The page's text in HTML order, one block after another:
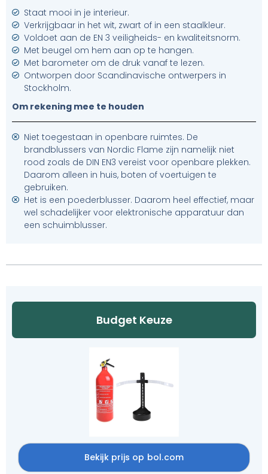
Staat mooi in je interieur.
Verkrijgbaar in het wit, zwart of in een staalkleur.
Voldoet aan de EN 3 veiligheids- en kwaliteitsnorm.
Met beugel om hem aan op te hangen.
Met barometer om de druk vanaf te lezen.
Ontworpen door Scandinavische ontwerpers in
Stockholm.
Om rekening mee te houden
Niet toegestaan in openbare ruimtes. De
brandblussers van Nordic Flame zijn namelijk niet
rood zoals de DIN EN3 vereist voor openbare plekken.
Daarom alleen in huis, boten of voertuigen te
gebruiken.
Het is een poederblusser. Daarom heel effectief, maar
wel schadelijker voor elektronische apparatuur dan
een schuimblusser.
Budget Keuze
Bekijk prijs op bol.com